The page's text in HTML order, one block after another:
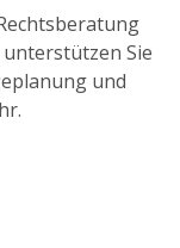
Sie
und